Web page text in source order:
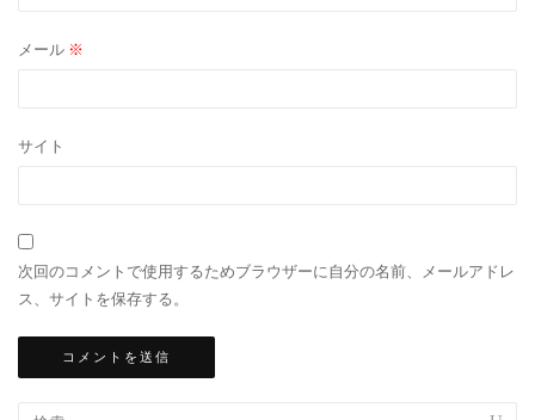
メール ※
サイト
次回のコメントで使用するためブラウザーに自分の名前、メールアドレ
ス、サイトを保存する。